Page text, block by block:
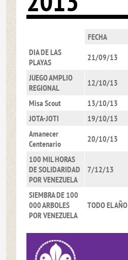
FECHA
DIA DE LAS
PLAYAS
21/09/13
JUEGO AMPLIO
REGIONAL
12/10/13
Misa Scout
13/10/13
JOTA-JOTI
19/10/13
Amanecer
Centenario
20/10/13
100 MIL HORAS
DE SOLIDARIDAD
POR VENEZUELA
7/12/13
SIEMBRA DE 100
000 ARBOLES
POR VENEZUELA
TODO EL AÑO